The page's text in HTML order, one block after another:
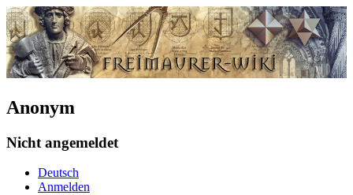
Anonym
Nicht angemeldet
Deutsch
Anmelden